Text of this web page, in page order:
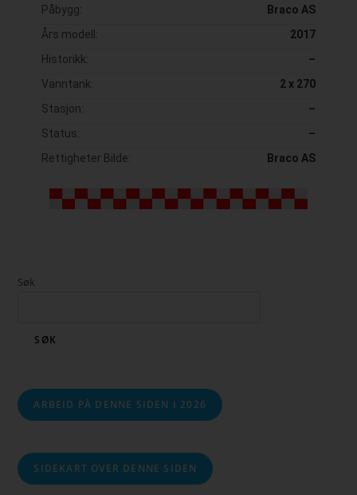
Påbygg:
Braco AS
Års modell:
2017
Historikk:
–
Vanntank:
2 x 270
Stasjon:
–
Status:
–
Rettigheter Bilde:
Braco AS
Søk
SØK
ARBEID PÅ DENNE SIDEN I 2026
SIDEKART OVER DENNE SIDEN